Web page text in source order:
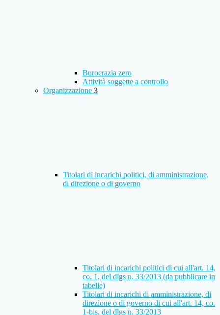
Burocrazia zero
Attività soggette a controllo
Organizzazione 3
Titolari di incarichi politici, di amministrazione,
di direzione o di governo
Titolari di incarichi politici di cui all'art. 14,
co. 1, del dlgs n. 33/2013 (da pubblicare in
tabelle)
Titolari di incarichi di amministrazione, di
direzione o di governo di cui all'art. 14, co.
1-bis, del dlgs n. 33/2013